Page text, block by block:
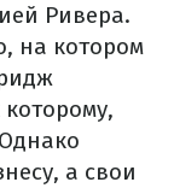
Ривера.
на котором
а свои